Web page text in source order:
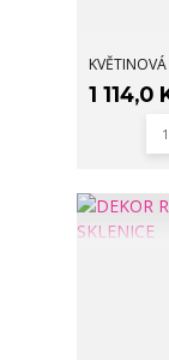
1 114,0